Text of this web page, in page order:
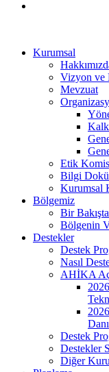
Kurumsal
Vizyon ve
Mevzuat
Etik
Bilgi
Kurumsal
Bölgemiz
Bir
Bölgenin
Destekler
Destek
Nasıl
AHİKA
Destek
Destekler
Diğer